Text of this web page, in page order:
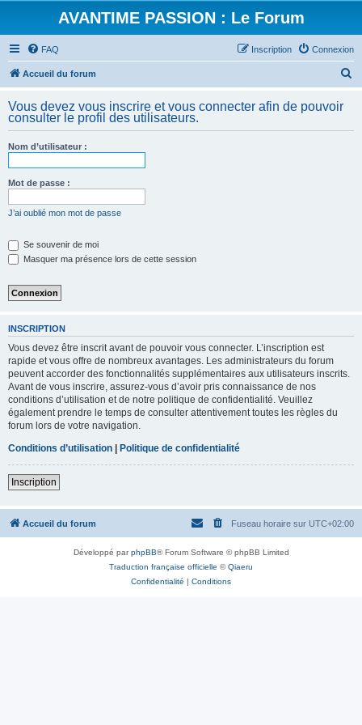
AVANTIME PASSION : Le Forum
FAQ Connexion
Inscription
Accueil du forum
h
Vous devez vous inscrire et vous connecter afin de pouvoir
consulter le profil des utilisateurs.
Nom d’utilisateur :
Mot de passe :
J’ai oublié mon mot de passe
Se souvenir de moi
Masquer ma présence lors de cette session
INSCRIPTION
Vous devez être inscrit avant de pouvoir vous connecter. L’inscription est
rapide et vous offre de nombreux avantages. Les administrateurs du forum
peuvent accorder des fonctionnalités supplémentaires aux utilisateurs inscrits.
Avant de vous inscrire, assurez-vous d’avoir pris connaissance de nos
conditions d’utilisation et de notre politique de confidentialité. Veuillez
également prendre le temps de consulter attentivement toutes les règles du
forum lors de votre navigation.
Conditions d’utilisation | Politique de confidentialité
Inscription
Accueil du forum Fuseau horaire sur UTC+02:00
Développé parphpBB® Forum Software © phpBB Limited
Traduction française officielle ©Qiaeru
Confidentialité | Conditions